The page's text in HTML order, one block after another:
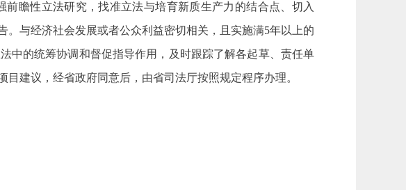
瞻性立法研究，找准立法与培育新质生产力的结合点、切入
与经济社会发展或者公众利益密切相关，且实施满5年以上的
中的统筹协调和督促指导作用，及时跟踪了解各起草、责任单
建议，经省政府同意后，由省司法厅按照规定程序办理。